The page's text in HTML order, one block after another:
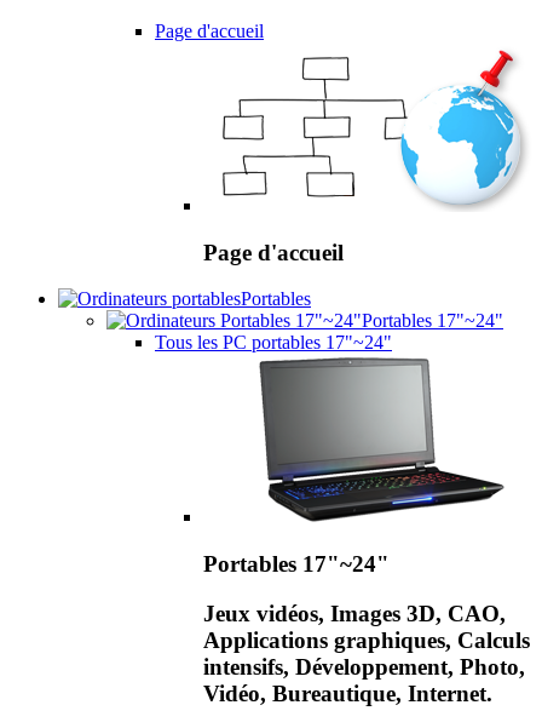
Page d'accueil
Page d'accueil
Portables
Portables 17"~24"
Tous les PC portables 17"~24"
Portables 17"~24"
Jeux vidéos, Images 3D, CAO,
Applications graphiques, Calculs
intensifs, Développement, Photo,
Vidéo, Bureautique, Internet.